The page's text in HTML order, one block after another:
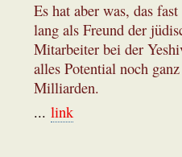
Es hat aber was, das
lang als Freund der
Mitarbeiter bei der
alles Potential noch
Milliarden.
... link